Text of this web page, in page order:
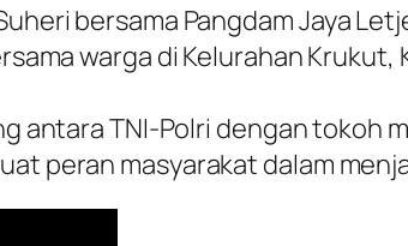
bersama Pangdam Jaya
warga di Kelurahan
antara TNI-Polri dengan tokoh
peran masyarakat dalam